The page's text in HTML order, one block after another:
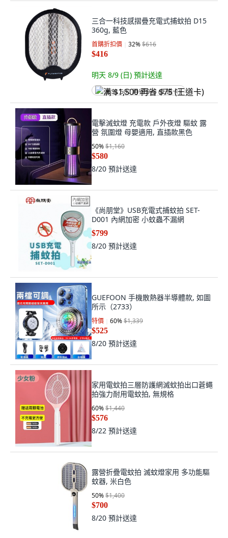
三合一科技感摺疊充電式捕蚊拍 D15
360g, 藍色
首購折扣價 32%$616
$416
明天 8/9 (日) 預計送達
满 $1,500 再省 $75 (王道卡)
電擊滅蚊燈 充電款 戶外夜燈 驅蚊 露
營 氛圍燈 母嬰適用, 直插款黑色
50%$1,160
$580
8/20 預計送達
《尚朋堂》USB充電式捕蚊拍 SET-
D001 內網加密 小蚊蟲不漏網
$799
8/20 預計送達
GUEFOON 手機散熱器半導體款, 如圖
所示（2733）
特價 60%$1,339
$525
8/20 預計送達
家用電蚊拍三層防護網滅蚊拍出口蒼蠅
拍強力耐用電蚊拍, 無規格
60%$1,440
$576
8/22 預計送達
露營折疊電蚊拍 滅蚊燈家用 多功能驅
蚊器, 米白色
50%$1,400
$700
8/20 預計送達